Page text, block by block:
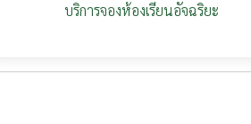
บริการจองห้องเรียนอัจฉริยะ